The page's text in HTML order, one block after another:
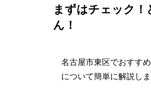
まずはチェック
ん！
名古屋市東区でおすす
について簡単に解説しま